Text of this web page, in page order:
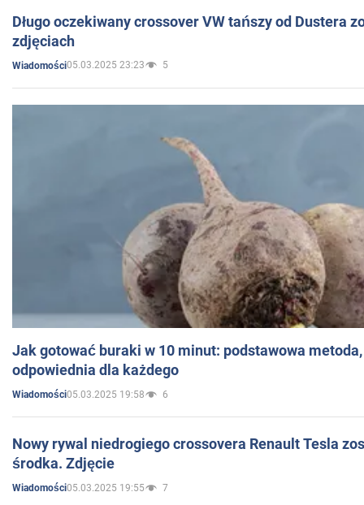
Długo oczekiwany crossover VW tańszy od Dustera
zdjęciach
Wiadomości05.03.2025 23:23 5
Jak gotować buraki w 10 minut: podstawowa
odpowiednia dla każdego
Wiadomości05.03.2025 19:58 6
Nowy rywal niedrogiego crossovera Renault Tesla
środka. Zdjęcie
Wiadomości05.03.2025 19:55 7